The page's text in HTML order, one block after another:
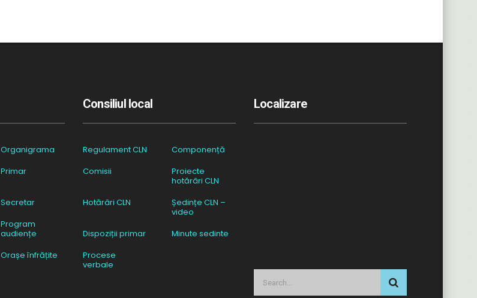
Organigrama
Primar
Secretar
Program
audiențe
Orașe înfrățite
Consiliul local
Regulament CLN
Componență
Comisii
Proiecte
hotărâri CLN
Hotărâri CLN
Ședințe CLN –
video
Dispoziții primar
Minute sedinte
Procese
verbale
Localizare